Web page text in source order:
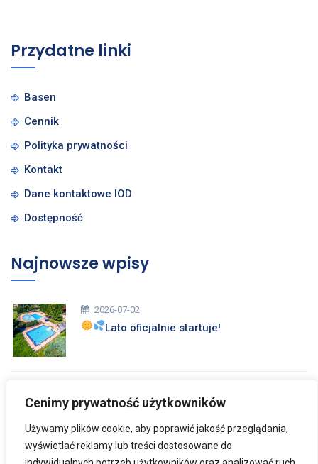
Cenimy prywatność użytkowników
Używamy plików cookie, aby poprawić jakość przeglądania,
wyświetlać reklamy lub treści dostosowane do
Przydatne linki
Basen
Cennik
Polityka prywatności
Kontakt
Dane kontaktowe IOD
Dostępność
Najnowsze wpisy
2026-07-02
Lato oficjalnie startuje!
Zdrowych i Wesołych Świąt Wielkanocnych